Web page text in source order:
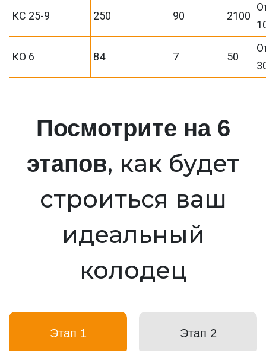
КС 25-9 250 90 2100
КО 6 84 7 50
Посмотрите на 6
этапов, как будет
строиться ваш
идеальный
колодец
Этап 1 Этап 2